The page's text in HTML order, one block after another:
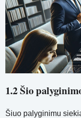
1.2 Šio
Šiuo palyginimu